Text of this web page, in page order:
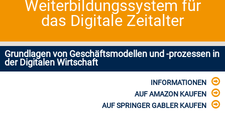
Weiterbildungssystem für
das Digitale Zeitalter
Grundlagen von Geschäftsmodellen und -prozessen in
der Digitalen Wirtschaft
INFORMATIONEN
AUF AMAZON KAUFEN
AUF SPRINGER GABLER KAUFEN